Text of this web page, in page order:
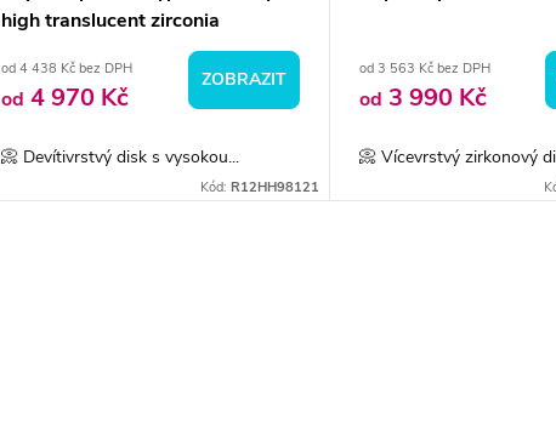
high translucent zirconia
od 4 438 Kč bez DPH
od 4 970 Kč
ZOBRAZIT
📀 Devítivrstvý disk s vysokou...
Kód: R12HH98121
od 3 563 Kč bez DPH
od 3 990 Kč
📀 Vícevrstvý zirkonový